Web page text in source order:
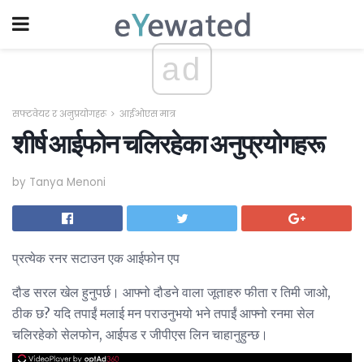
ad
सफ्टवेयर र अनुप्रयोगहरू आईओएस मात्र
शीर्ष आईफोन चलिरहेका अनुप्रयोगहरू
by Tanya Menoni
प्रत्येक रनर सटाउन एक आईफोन एप
दौड सरल खेल हुनुपर्छ। आफ्नो दौडने वाला जूताहरु फीता र तिमी जाओ,
ठीक छ? यदि तपाईं मलाई मन पराउनुभयो भने तपाईं आफ्नो रनमा सेल
चलिरहेको सेलफोन, आईपड र जीपीएस लिन चाहानुहुन्छ।